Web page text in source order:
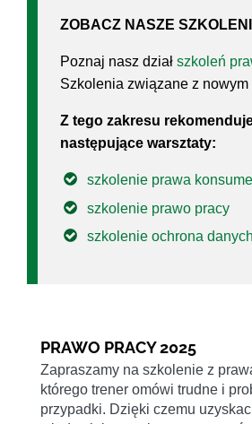
ZOBACZ NASZE
Poznaj nasz dział szkoleń
Szkolenia związane z nowym
Z tego zakresu
następujące warsztaty:
szkolenie prawa
szkolenie prawo pracy
szkolenie ochrona
PRAWO PRACY 2025
Zapraszamy na szkolenie z
którego trener omówi trudne i
przypadki. Dzięki czemu